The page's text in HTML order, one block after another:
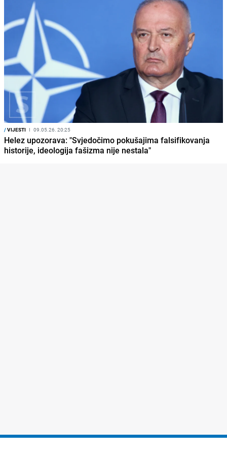
/VIJESTI I 09.05.26. 20:25
Helez upozorava: "Svjedočimo pokušajima falsifikovanja
historije, ideologija fašizma nije nestala"